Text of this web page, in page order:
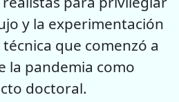
y la experimentación
que comenzó a
la pandemia como
doctoral.